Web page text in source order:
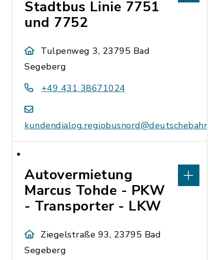
Stadtbus Linie 7751
und 7752
Tulpenweg 3, 23795 Bad
Segeberg
+49 431 38671024
Autovermietung
Marcus Tohde - PKW
- Transporter - LKW
Ziegelstraße 93, 23795 Bad
Segeberg